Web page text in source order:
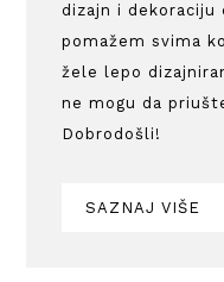
dizajn i
pomažem svima
žele lepo
ne mogu da
Dobrodošli!
SAZNAJ VIŠE